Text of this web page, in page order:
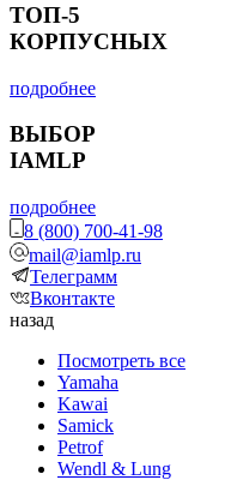
ТОП-5
КОРПУСНЫХ
подробнее
ВЫБОР
IAMLP
подробнее
8 (800) 700-41-98
mail@iamlp.ru
Телеграмм
Вконтакте
назад
Посмотреть все
Yamaha
Kawai
Samick
Petrof
Wendl & Lung